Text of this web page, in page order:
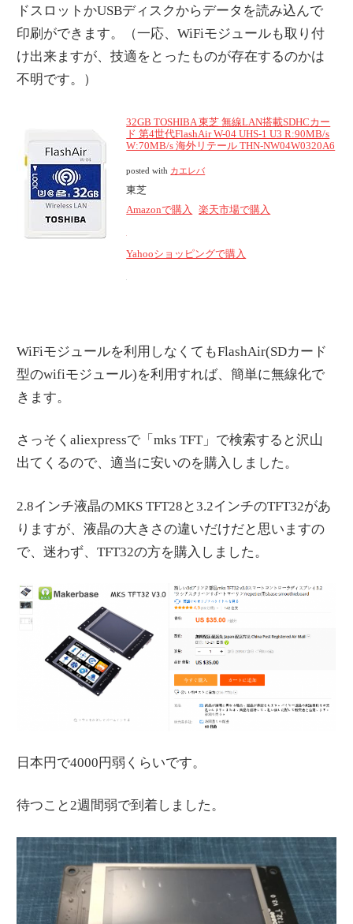
ドスロットかUSBディスクからデータを読み込んで
印刷ができます。（一応、WiFiモジュールも取り付
け出来ますが、技適をとったものが存在するのかは
不明です。）
32GB TOSHIBA 東芝 無線LAN搭載SDHCカー
ド 第4世代FlashAir W-04 UHS-1 U3 R:90MB/s
W:70MB/s 海外リテール THN-NW04W0320A6
posted with カエレバ
東芝
Amazonで購入
楽天市場で購入
Yahooショッピングで購入
WiFiモジュールを利用しなくてもFlashAir(SDカード
型のwifiモジュール)を利用すれば、簡単に無線化で
きます。
さっそくaliexpressで「mks TFT」で検索すると沢山
出てくるので、適当に安いのを購入しました。
2.8インチ液晶のMKS TFT28と3.2インチのTFT32があ
りますが、液晶の大きさの違いだけだと思いますの
で、迷わず、TFT32の方を購入しました。
日本円で4000円弱くらいです。
待つこと2週間弱で到着しました。